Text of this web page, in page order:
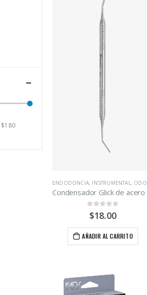
ENDODONCIA, INSTRUMENTAL, ODONTOLOGÍA
out of 5
$18.00
AÑADIR AL CARRITO
$180